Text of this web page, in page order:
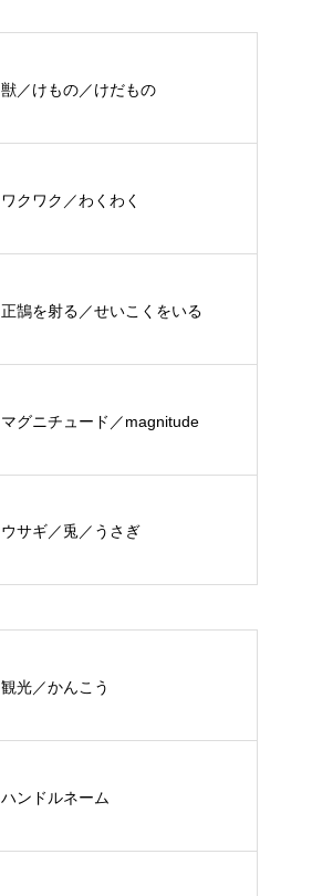
獣／けもの／けだもの
ワクワク／わくわく
正鵠を射る／せいこくをいる
マグニチュード／magnitude
ウサギ／兎／うさぎ
観光／かんこう
ハンドルネーム